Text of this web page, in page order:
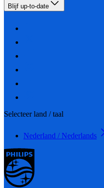
Blijf up-to-date
Selecteer land / taal
Nederland / Nederlands